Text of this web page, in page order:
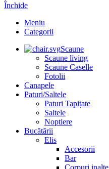
Închide
Meniu
Categorii
Scaune
Scaune living
Scaune Caselle
Fotolii
Canapele
Paturi/Saltele
Paturi Tapițate
Saltele
Noptiere
Bucătării
Elis
Accesorii
Bar